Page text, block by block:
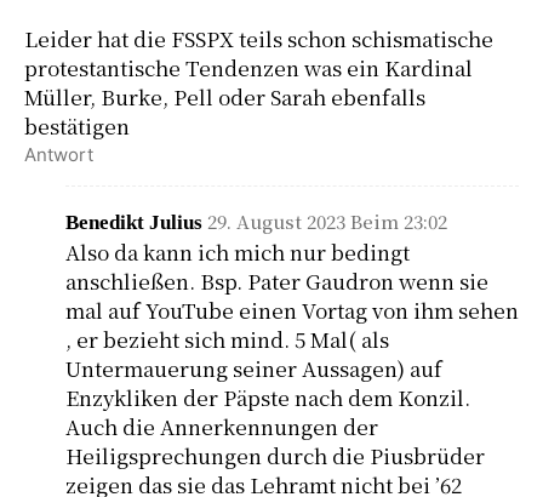
Leider hat die FSSPX teils schon schismatische
protestantische Tendenzen was ein Kardinal
Müller, Burke, Pell oder Sarah ebenfalls
bestätigen
Antwort
Benedikt Julius 29. August 2023 Beim 23:02
Also da kann ich mich nur bedingt
anschließen. Bsp. Pater Gaudron wenn sie
mal auf YouTube einen Vortag von ihm sehen
, er bezieht sich mind. 5 Mal( als
Untermauerung seiner Aussagen) auf
Enzykliken der Päpste nach dem Konzil.
Auch die Annerkennungen der
Heiligsprechungen durch die Piusbrüder
zeigen das sie das Lehramt nicht bei ’62